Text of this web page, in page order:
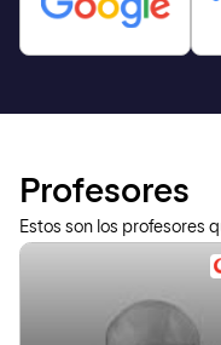
Profesores
Estos son los profesores